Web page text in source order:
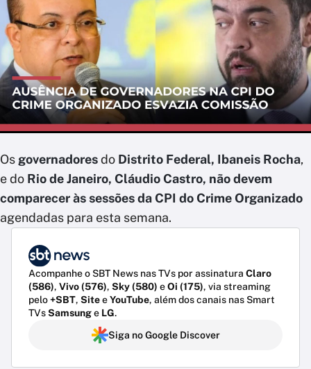
Os governadoresdo Distrito Federal, Ibaneis Rocha,
e do Rio de Janeiro, Cláudio Castro, não devem
comparecer às sessões da CPI do Crime Organizado
agendadas para esta semana.
Acompanhe o SBT News nas TVs por assinatura Claro
(586), Vivo (576), Sky (580) eOi (175), via streaming
pelo+SBT, SiteeYouTube, além dos canais nas Smart
TVsSamsunge LG.
Siga no Google Discover